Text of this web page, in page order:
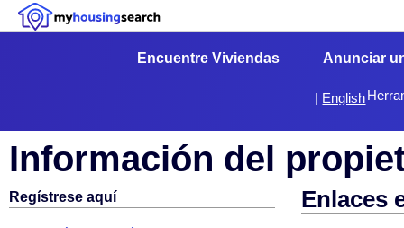
Encuentre Viviendas Anunciar
| English
Información del
Regístrese aquí Enlaces